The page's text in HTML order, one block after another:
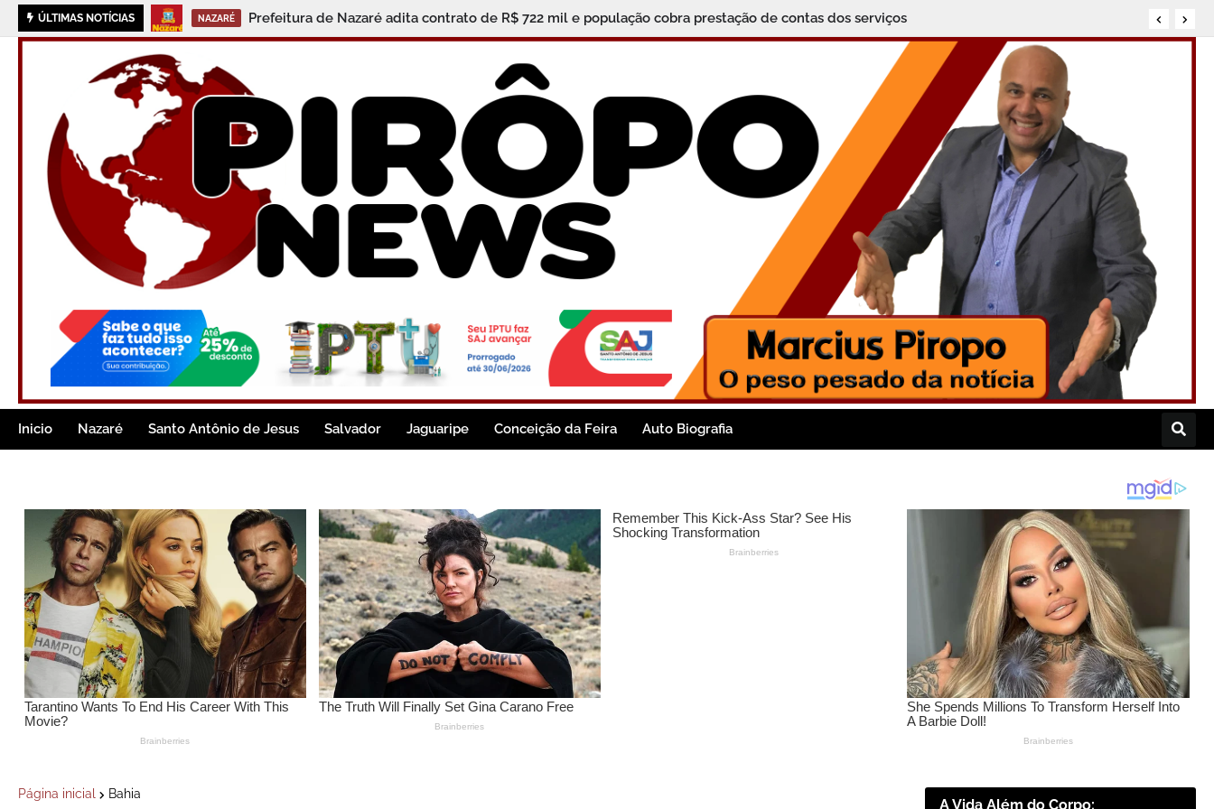
ÚLTIMAS NOTÍCIAS NAZARÉ Prefeitura de Nazaré adita contrato de R$ 722 mil e população cobra prestação de contas dos serviços
Inicio Nazaré Santo Antônio de Jesus Salvador Jaguaripe Conceição da Feira Auto Biografia
Página inicial Bahia
A Vida Além do Corpo: